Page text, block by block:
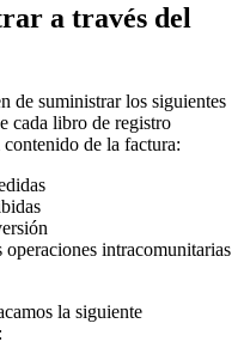
a través del
de suministrar los siguientes
cada libro de registro
de la factura:
intracomunitarias
la siguiente